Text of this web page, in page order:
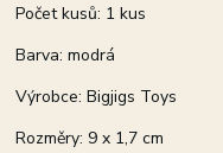
Počet kusů: 1 kus
Barva: modrá
Výrobce: Bigjigs Toys
Rozměry: 9 x 1,7 cm